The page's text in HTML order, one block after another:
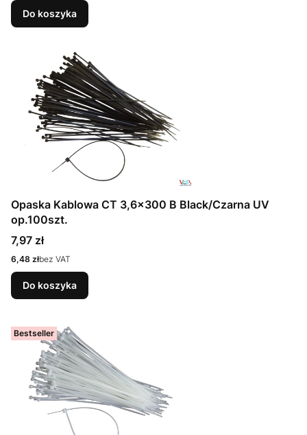
Do koszyka
Opaska Kablowa CT 3,6x300 B Black/Czarna UV
op.100szt.
Cena
7,97 zł
Cena
6,48 złbez VAT
Do koszyka
Bestseller